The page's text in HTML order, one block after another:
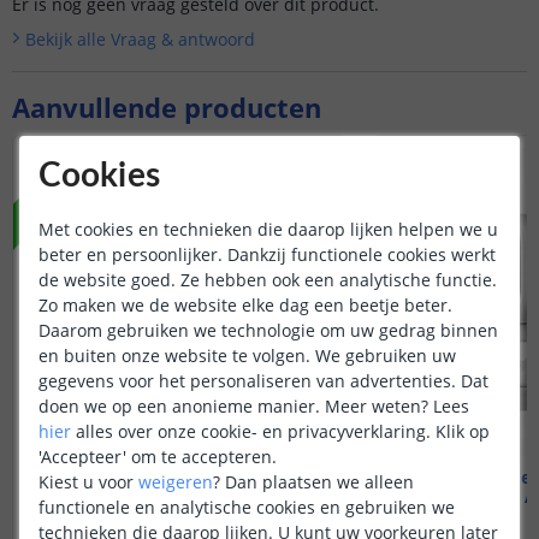
Aanvullende producten
NIEUW
Aqara Camera Hub G5 Pro
Met AI - Wifi
Aqara
Met
Bekijk alle Vraag & antwoord
Cookies
Met cookies en technieken die daarop lijken helpen we u
beter en persoonlijker. Dankzij functionele cookies werkt
de website goed. Ze hebben ook een analytische functie.
Zo maken we de website elke dag een beetje beter.
Daarom gebruiken we technologie om uw gedrag binnen
en buiten onze website te volgen. We gebruiken uw
gegevens voor het personaliseren van advertenties. Dat
doen we op een anonieme manier. Meer weten? Lees
hier alles over onze cookie- en privacyverklaring. Klik op
'Accepteer' om te accepteren.
Kiest u voor weigeren? Dan plaatsen we alleen
functionele en analytische cookies en gebruiken we
technieken die daarop lijken. U kunt uw voorkeuren later